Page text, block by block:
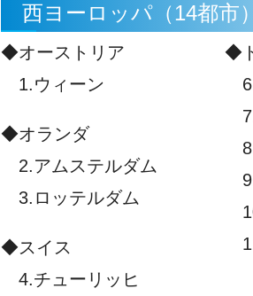
西ヨーロッパ（14都市）
◆オーストリア
1.ウィーン
◆オランダ
2.アムステルダム
3.ロッテルダム
◆スイス
4.チューリッヒ
◆